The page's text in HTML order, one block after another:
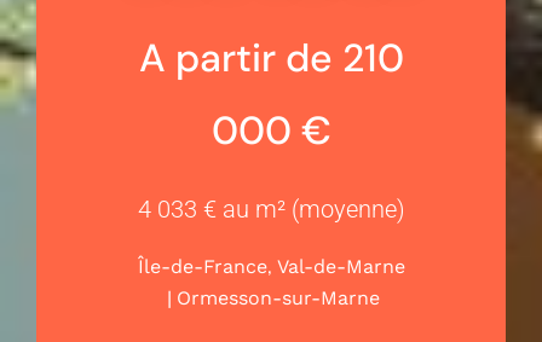
A partir de 210
000 €
4 033 € au m² (moyenne)
Île-de-France, Val-de-Marne
| Ormesson-sur-Marne